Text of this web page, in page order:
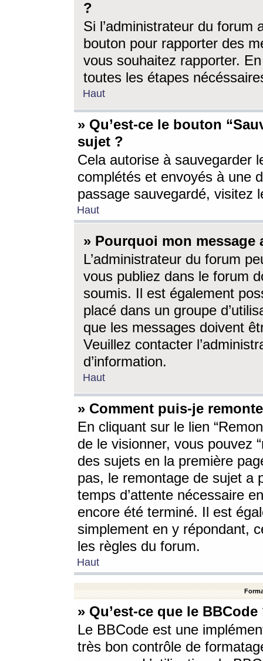
?
Si l’administrateur du forum
bouton pour rapporter des
vous souhaitez rapporter.
toutes les étapes
Haut
» Qu’est-ce le bouton
sujet ?
Cela autorise à sauvegarder
complétés et envoyés à une
passage sauvegardé, visitez
Haut
» Pourquoi mon message
L’administrateur du forum
vous publiez dans le forum
soumis. Il est également
placé dans un groupe
que les messages doivent
Veuillez contacter
d’information.
Haut
» Comment puis-je
En cliquant sur le lien
de le visionner, vous pouvez
des sujets en la première
pas, le remontage de sujet a
temps d’attente nécessaire
encore été terminé. Il est
simplement en y répondant,
les règles du forum.
Haut
» Qu’est-ce que le BBCode
Le BBCode est une
très bon contrôle de